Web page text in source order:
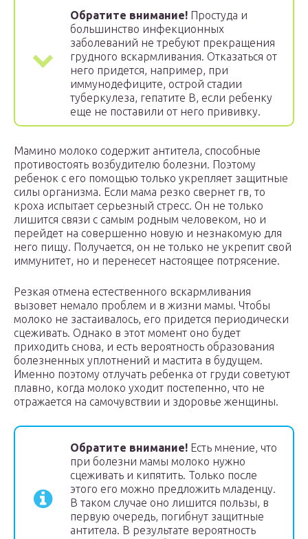
Обратите внимание! Простуда и
большинство инфекционных
заболеваний не требуют прекращения
грудного вскармливания. Отказаться от
него придется, например, при
иммунодефиците, острой стадии
туберкулеза, гепатите В, если ребенку
еще не поставили от него прививку.
Мамино молоко содержит антитела, способные
противостоять возбудителю болезни. Поэтому
ребенок с его помощью только укрепляет защитные
силы организма. Если мама резко свернет гв, то
кроха испытает серьезный стресс. Он не только
лишится связи с самым родным человеком, но и
перейдет на совершенно новую и незнакомую для
него пищу. Получается, он не только не укрепит свой
иммунитет, но и перенесет настоящее потрясение.
Резкая отмена естественного вскармливания
вызовет немало проблем и в жизни мамы. Чтобы
молоко не застаивалось, его придется периодически
сцеживать. Однако в этот момент оно будет
приходить снова, и есть вероятность образования
болезненных уплотнений и мастита в будущем.
Именно поэтому отлучать ребенка от груди советуют
плавно, когда молоко уходит постепенно, что не
отражается на самочувствии и здоровье женщины.
Обратите внимание! Есть мнение, что
при болезни мамы молоко нужно
сцеживать и кипятить. Только после
этого его можно предложить младенцу.
В таком случае оно лишится пользы, в
первую очередь, погибнут защитные
антитела. В результате вероятность